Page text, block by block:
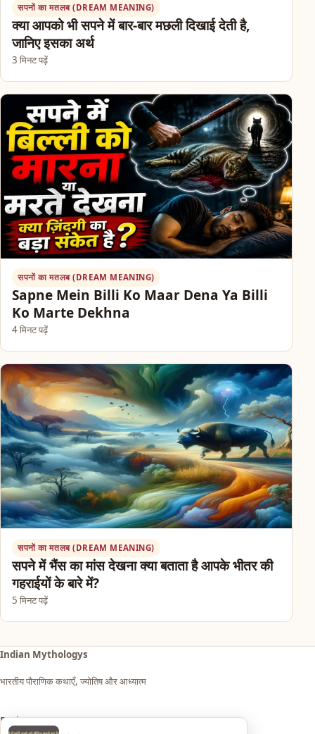
सपनों का मतलब (DREAM MEANING)
क्या आपको भी सपने में बार-बार मछली दिखाई देती है,
जानिए इसका अर्थ
3 मिनट पढ़ें
सपनों का मतलब (DREAM MEANING)
Sapne Mein Billi Ko Maar Dena Ya Billi
Ko Marte Dekhna
4 मिनट पढ़ें
सपनों का मतलब (DREAM MEANING)
सपने में भैंस का मांस देखना क्या बताता है आपके भीतर की
गहराईयों के बारे में?
5 मिनट पढ़ें
Indian Mythologys
भारतीय पौराणिक कथाएँ, ज्योतिष और आध्यात्म
Explore